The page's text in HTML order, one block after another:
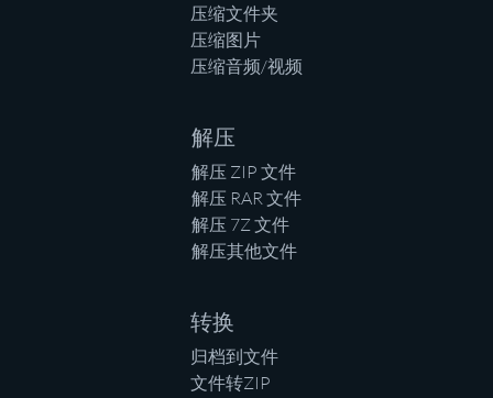
压缩文件夹
压缩图片
压缩音频/视频
解压
解压 ZIP 文件
解压 RAR 文件
解压 7Z 文件
解压其他文件
转换
归档到文件
文件转ZIP